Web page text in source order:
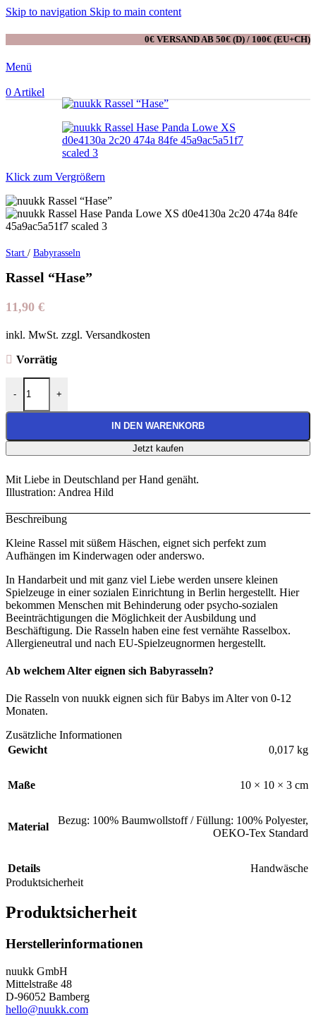
Skip to navigation Skip to main content
0€ VERSAND AB 50€ (D) / 100€ (EU+CH)
Menü
0 Artikel
Klick zum Vergrößern
Start / Babyrasseln
Rassel “Hase”
11,90 €
inkl. MwSt. zzgl. Versandkosten
Vorrätig
-
Rassel “Hase” Menge
+
IN DEN WARENKORB
Jetzt kaufen
Mit Liebe in Deutschland per Hand genäht.
Illustration: Andrea Hild
Beschreibung
Kleine Rassel mit süßem Häschen, eignet sich perfekt zum
Aufhängen im Kinderwagen oder anderswo.
In Handarbeit und mit ganz viel Liebe werden unsere kleinen
Spielzeuge in einer sozialen Einrichtung in Berlin hergestellt. Hier
bekommen Menschen mit Behinderung oder psycho-sozialen
Beeinträchtigungen die Möglichkeit der Ausbildung und
Beschäftigung. Die Rasseln haben eine fest vernähte Rasselbox.
Allergieneutral und nach EU-Spielzeugnormen hergestellt.
Ab welchem Alter eignen sich Babyrasseln?
Die Rasseln von nuukk eignen sich für Babys im Alter von 0-12
Monaten.
Zusätzliche Informationen
Gewicht
0,017 kg
Maße 10 × 10 × 3 cm
Material
Bezug: 100% Baumwollstoff / Füllung: 100% Polyester,
OEKO-Tex Standard
Details
Handwäsche
Produktsicherheit
Produktsicherheit
Herstellerinformationen
nuukk GmbH
Mittelstraße 48
D-96052 Bamberg
hello@nuukk.com